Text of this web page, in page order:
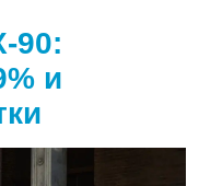
90:
и